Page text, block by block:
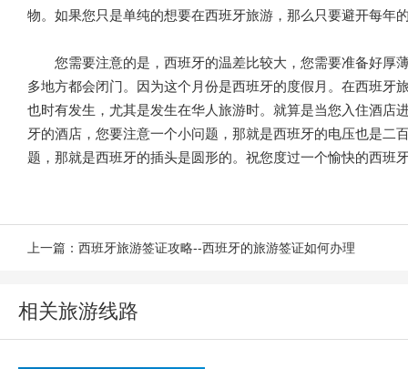
物。如果您只是单纯的想要在西班牙旅游，那么只要避开每年
您需要注意的是，西班牙的温差比较大，您需要准备好厚
多地方都会闭门。因为这个月份是西班牙的度假月。在西班
也时有发生，尤其是发生在华人旅游时。就算是当您入住酒店
牙的酒店，您要注意一个小问题，那就是西班牙的电压也是
题，那就是西班牙的插头是圆形的。祝您度过一个愉快的西班
上一篇： 西班牙旅游签证攻略--西班牙的旅游签证如何办理
相关旅游线路